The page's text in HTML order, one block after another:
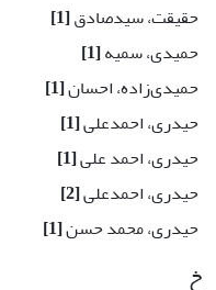
حقیقت، سیدصادق[1]
حمیدی، سمیه[1]
حمیدی‌زاده، احسان[1]
حیدری، احمد‌علی[1]
حیدری، احمد علی[1]
حیدری، احمدعلی[2]
حیدری، محمد حسن[1]
خ